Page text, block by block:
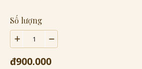
Số lượng
đ900.000